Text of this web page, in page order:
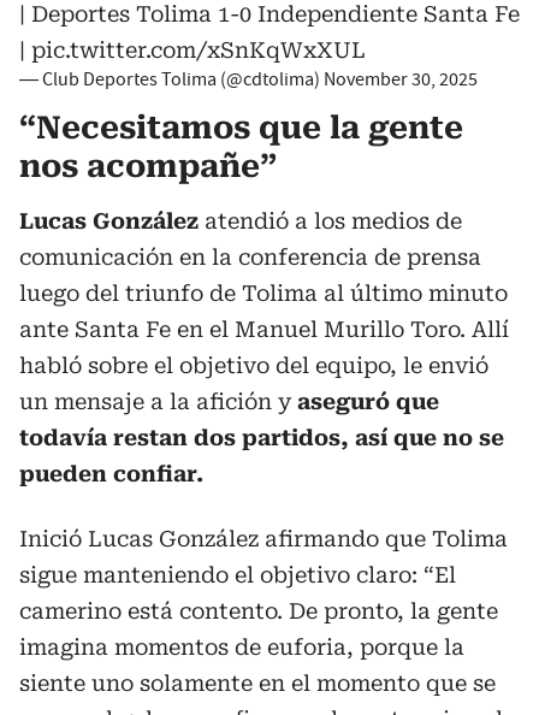
| Deportes Tolima 1-0 Independiente Santa Fe
| pic.twitter.com/xSnKqWxXUL
— Club Deportes Tolima (@cdtolima) November 30, 2025
“Necesitamos que la gente
nos acompañe”
Lucas González atendió a los medios de
comunicación en la conferencia de prensa
luego del triunfo de Tolima al último minuto
ante Santa Fe en el Manuel Murillo Toro. Allí
habló sobre el objetivo del equipo, le envió
un mensaje a la afición yaseguró que
todavía restan dos partidos, así que no se
pueden confiar.
Inició Lucas González afirmando que Tolima
sigue manteniendo el objetivo claro: “El
camerino está contento. De pronto, la gente
imagina momentos de euforia, porque la
siente uno solamente en el momento que se